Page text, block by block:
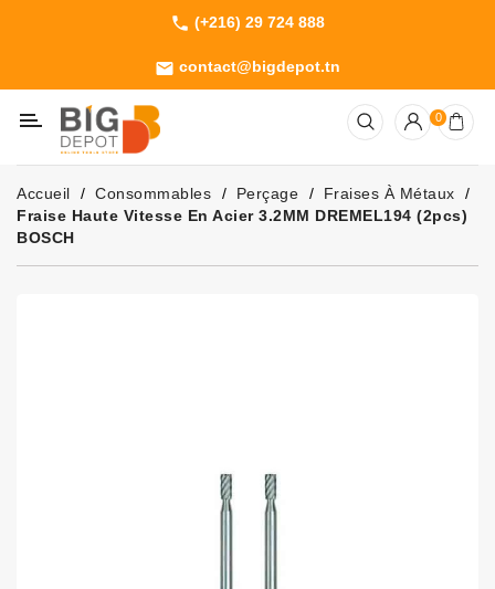
phone (+216) 29 724 888
email contact@bigdepot.tn
Machines
Outillage
Jardinage
Consommables
0
Accueil Consommables Perçage
Fraises À Métaux
Fraise Haute Vitesse En Acier 3.2MM DREMEL194 (2pcs)
BOSCH